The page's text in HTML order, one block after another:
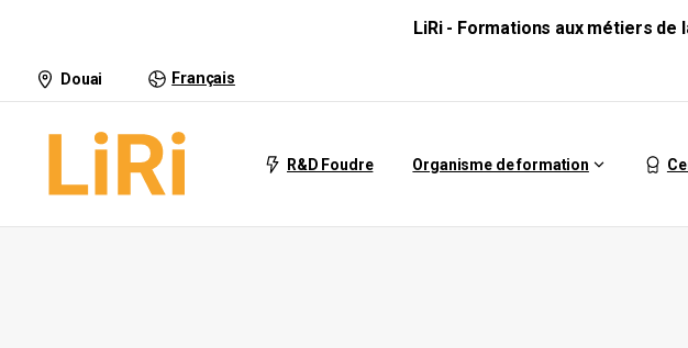
LiRi - Formations aux métiers de
Douai Français
R&D Foudre Organisme de formation